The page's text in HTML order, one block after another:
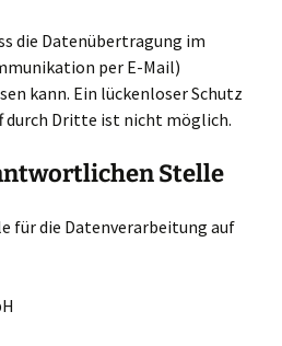
die Datenübertragung im
per E-Mail)
kann. Ein lückenloser Schutz
durch Dritte ist nicht möglich.
Stelle
für die Datenverarbeitung auf